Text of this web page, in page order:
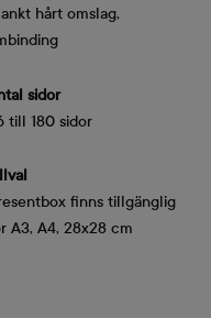
hårt omslag,
sidor
till 180 sidor
finns tillgänglig
A3, A4, 28x28 cm